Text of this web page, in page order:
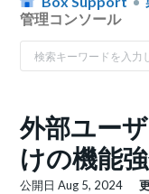
管理コンソール
外部ユー
けの機能
公開日Aug 5, 2024